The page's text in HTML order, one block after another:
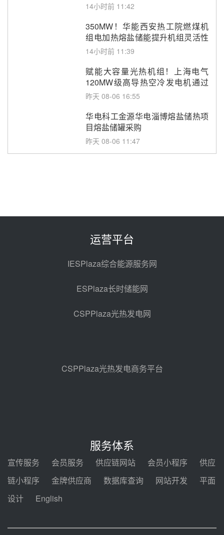
14小时前 11:42
350MW！华能西安热工院燃煤机
组电加热熔盐储能提升机组灵活性
改造项目初步设计第三方评审服务
14小时前 11:39
赋能大容量光热机组！上海电气
120MW级高导热空冷发电机通过
型式试验
昨天 08-06 16:55
华电科工金源华电淄博熔盐储热项
目熔盐储罐采购
昨天 08-06 11:47
光热示范电站二列蒸汽发生器设备
热发电工程EPC总承包项目熔盐截
昊森机电中标新疆华电天山北麓基
地100MW光热发电工程EPC总承
包项目熔盐介质超声波流量计采购
前天 08-05 17:09
前天 08-05 14:48
2026-2029年熔盐介质框架协议
中能建华中试研院中标重能新疆
100MW光热项目机组调试及性能
规模化助力构建绿色低碳电力供给
运营平台
IESPlaza综合能源服务网
ESPlaza长时储能网
CSPPlaza光热发电网
CSPPlaza光热发电商务平台
服务体系
宣传服务 会员服务 供应链网站 会员小程序
供应
链小程序
金牌供应商 数据库查询 网站开发
平面
设计
English